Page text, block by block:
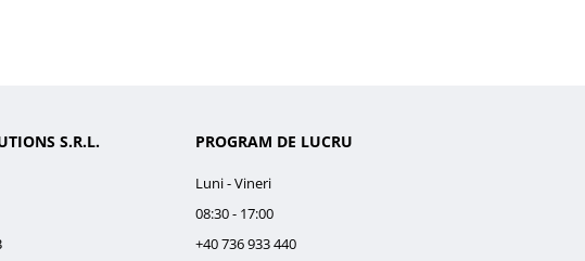
S.R.L. PROGRAM DE LUCRU
Luni - Vineri
08:30 - 17:00
+40 736 933 440